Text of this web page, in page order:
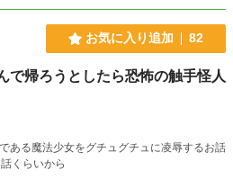
時代の地球は、どうなっているのでしょ
月と同じ大きさの宇宙ステーションです。
場所に位置してます。 つまり、銀河団を遠
に基地を構えたのか？ 地球には何があるの
！ はるかな時空を超えた感動を、見逃す
｀)/
お気に入り追加 82
で帰ろうとしたら恐怖の触手怪人
ある魔法少女をグチュグチュに凌辱するお話
8話くらいから